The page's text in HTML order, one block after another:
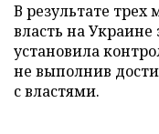
В результате
власть на Украине
установила
не выполнив
с властями.